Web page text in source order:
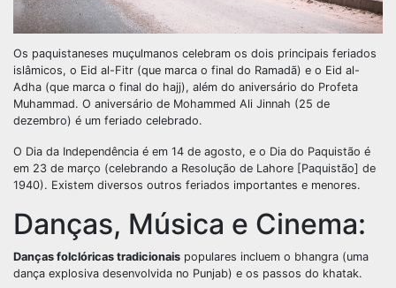
Os paquistaneses muçulmanos celebram os dois principais feriados
islâmicos, o Eid al-Fitr (que marca o final do Ramadã) e o Eid al-
Adha (que marca o final do hajj), além do aniversário do Profeta
Muhammad. O aniversário de Mohammed Ali Jinnah (25 de
dezembro) é um feriado celebrado.
O Dia da Independência é em 14 de agosto, e o Dia do Paquistão é
em 23 de março (celebrando a Resolução de Lahore [Paquistão] de
1940). Existem diversos outros feriados importantes e menores.
Danças, Música e Cinema:
Danças folclóricas tradicionais populares incluem o bhangra (uma
dança explosiva desenvolvida no Punjab) e os passos do khatak.